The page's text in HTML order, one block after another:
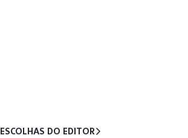
ESCOLHAS DO EDITOR